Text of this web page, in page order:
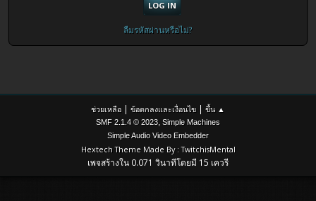
ลืมรหัสผ่านหรือไม่?
ช่วยเหลือ | ข้อตกลงและเงื่อนไข | ขึ้น ▲
SMF 2.1.4 © 2023, Simple Machines
Simple Audio Video Embedder
Hextech Theme Made By : TwitchisMental
เพจสร้างใน 0.071 วินาทีโดยมี 15 เควรี